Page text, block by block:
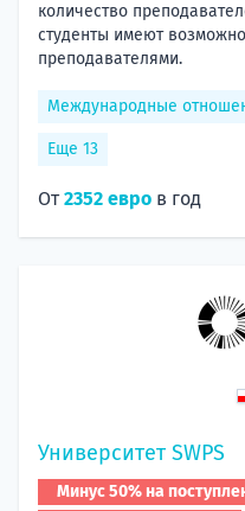
количество
студенты имеют
преподавателями.
Международные
Еще 13
От2352 евро в год
Университет SWPS
Минус 50% на